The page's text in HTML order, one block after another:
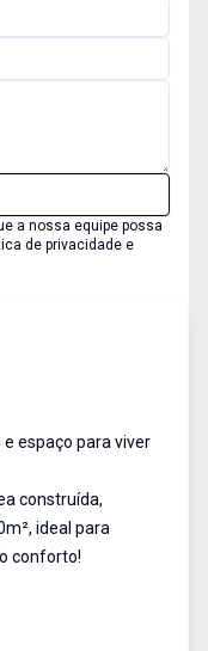
a nossa equipe possa
de privacidade e
espaço para viver
construída,
ideal para
conforto!